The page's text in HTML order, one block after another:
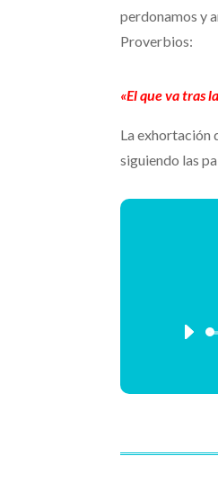
perdonamos y
Proverbios:
«El que va tras
La exhortación
siguiendo las